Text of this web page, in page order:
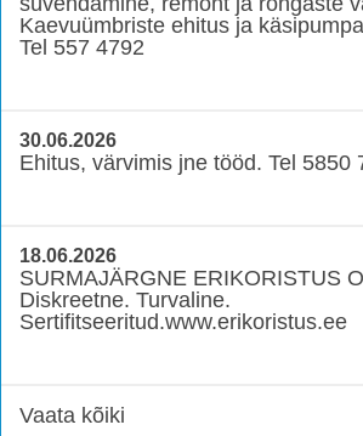
Kaevuümbriste ehitus ja
Tel 557 4792
30.06.2026
Ehitus, värvimis jne tööd. Tel 5850
18.06.2026
SURMAJÄRGNE ERIKORISTUS
Diskreetne. Turvaline.
Sertifitseeritud.www.erikoristus.ee
Vaata kõiki